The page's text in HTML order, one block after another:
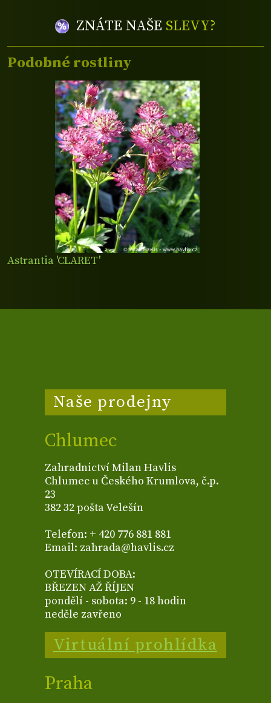
ZNÁTE NAŠE SLEVY?
Podobné rostliny
Astrantia 'CLARET'
Naše prodejny
Chlumec
Zahradnictví Milan Havlis
Chlumec u Českého Krumlova, č.p.
23
382 32 pošta Velešín
Telefon: + 420 776 881 881
Email: zahrada@havlis.cz
OTEVÍRACÍ DOBA:
BŘEZEN AŽ ŘÍJEN
pondělí - sobota: 9 - 18 hodin
neděle zavřeno
Virtuální prohlídka
Praha